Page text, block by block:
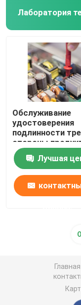
Лаборатория
Обслуживание
удостоверения
подлинности
стороны
материальных
бытовых техник
лаборатории
RF
Лучшая